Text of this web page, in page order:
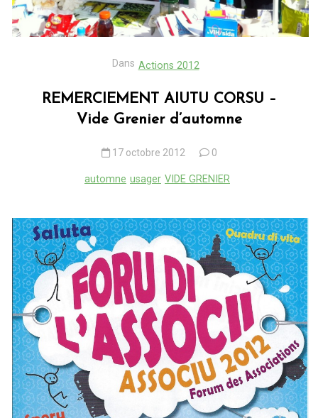
Dans Actions 2012
REMERCIEMENT AIUTU CORSU –
Vide Grenier d’automne
17 octobre 2012 0
automne usager VIDE GRENIER